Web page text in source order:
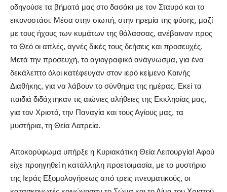
οδηγούσε τα βήματά μας στο δασάκι με τον Σταυρό και το
εικονοστάσι. Μέσα στην σιωπή, στην ηρεμία της φύσης, μαζί
με τους ήχους των κυμάτων της θάλασσας, ανέβαιναν προς
το Θεό οι απλές, αγνές δικές τους δεήσεις και προσευχές.
Μετά την προσευχή, το αγιογραφικό ανάγνωσμα, για ένα
δεκάλεπτο όλοι κατέφευγαν στον ιερό κείμενο Καινής
Διαθήκης, για να λάβουν το σύνθημα της ημέρας. Εκεί τα
παιδιά διδάχτηκαν τις αιώνιες αλήθειες της Εκκλησίας μας,
για τον Χριστό, την Παναγία και τους Αγίους μας, τα
μυστήρια, τη Θεία Λατρεία.
Αποκορύφωμα υπήρξε η Κυριακάτικη Θεία Λειτουργία! Αφού
είχε προηγηθεί η κατάλληλη προετοιμασία, με το μυστήριο
της Ιεράς Εξομολογήσεως από τρεις πνευματικούς, οι